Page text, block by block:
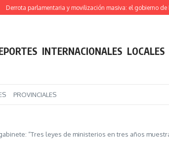
parlamentaria y movilización masiva: el gobierno de Milei
INTERNACIONALES LOCALES
PROVINCIALES
“Tres leyes de ministerios en tres años